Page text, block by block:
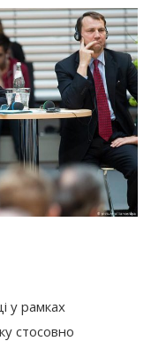
у рамках
стосовно